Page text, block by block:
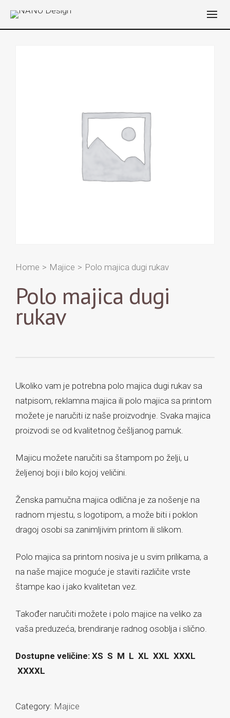
Home > Majice > Polo majica dugi rukav
Polo majica dugi
rukav
Ukoliko vam je potrebna polo majica dugi rukav sa
natpisom, reklamna majica ili polo majica sa printom
možete je naručiti iz naše proizvodnje. Svaka majica
proizvodi se od kvalitetnog češljanog pamuk.
Majicu možete naručiti sa štampom po želji, u
željenoj boji i bilo kojoj veličini.
Ženska pamučna majica odlična je za nošenje na
radnom mjestu, s logotipom, a može biti i poklon
dragoj osobi sa zanimljivim printom ili slikom.
Polo majica sa printom nosiva je u svim prilikama, a
na naše majice moguće je staviti različite vrste
štampe kao i jako kvalitetan vez.
Također naručiti možete i polo majice na veliko za
vaša preduzeća, brendiranje radnog osoblja i slično.
Dostupne veličine: XS S M L XL XXL XXXL
XXXXL
Category: Majice